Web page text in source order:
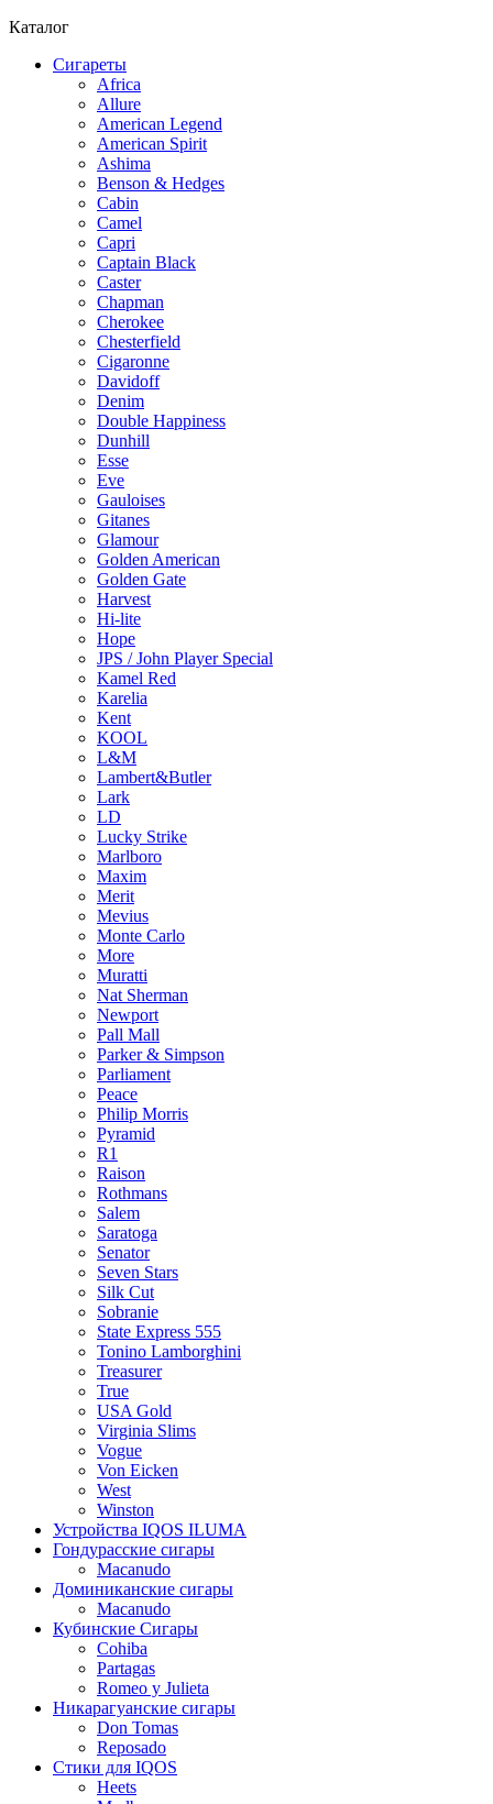
Каталог
Сигареты
Africa
Allure
American Legend
American Spirit
Ashima
Benson & Hedges
Cabin
Camel
Capri
Captain Black
Caster
Chapman
Cherokee
Chesterfield
Cigaronne
Davidoff
Denim
Double Happiness
Dunhill
Esse
Eve
Gauloises
Gitanes
Glamour
Golden American
Golden Gate
Harvest
Hi-lite
Hope
JPS / John Player Special
Kamel Red
Karelia
Kent
KOOL
L&M
Lambert&Butler
Lark
LD
Lucky Strike
Marlboro
Maxim
Merit
Mevius
Monte Carlo
More
Muratti
Nat Sherman
Newport
Pall Mall
Parker & Simpson
Parliament
Peace
Philip Morris
Pyramid
R1
Raison
Rothmans
Salem
Saratoga
Senator
Seven Stars
Silk Cut
Sobranie
State Express 555
Tonino Lamborghini
Treasurer
True
USA Gold
Virginia Slims
Vogue
Von Eicken
West
Winston
Устройства IQOS ILUMA
Гондурасские сигары
Macanudo
Доминиканские сигары
Macanudo
Кубинские Сигары
Cohiba
Partagas
Romeo y Julieta
Никарагуанские сигары
Don Tomas
Reposado
Стики для IQOS
Heets